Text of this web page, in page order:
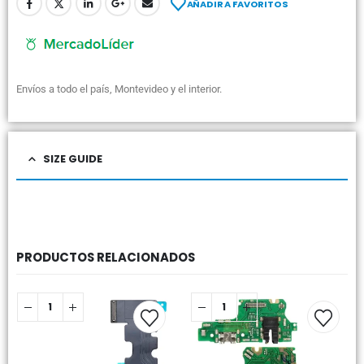
AÑADIR A FAVORITOS
Envíos a todo el país, Montevideo y el interior.
SIZE GUIDE
PRODUCTOS RELACIONADOS